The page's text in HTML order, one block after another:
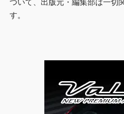
ついて、出版元・編集部は一切
す。